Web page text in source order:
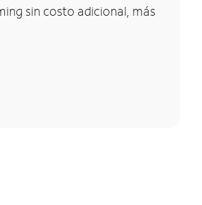
sin costo adicional, más